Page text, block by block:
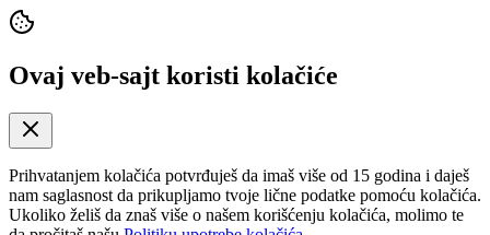
Ovaj veb-sajt koristi kolačiće
Prihvatanjem kolačića potvrđuješ da imaš više od 15 godina i daješ
nam saglasnost da prikupljamo tvoje lične podatke pomoću kolačića.
Ukoliko želiš da znaš više o našem korišćenju kolačića, molimo te